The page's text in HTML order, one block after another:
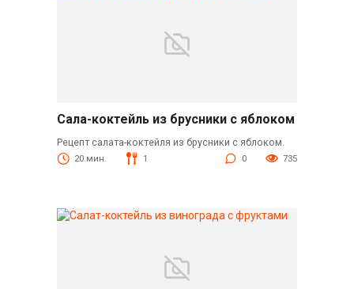
Сала-коктейль из брусники с яблоком
Рецепт салата-коктейля из брусники с яблоком.
20 мин. 1 0 735